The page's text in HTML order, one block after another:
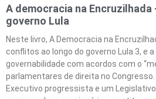
A democracia na Encruzilhada
governo Lula
Neste livro, A Democracia na
conflitos ao longo do governo Lula 3, e
governabilidade com acordos com o
parlamentares de direita no
Executivo progressista e um